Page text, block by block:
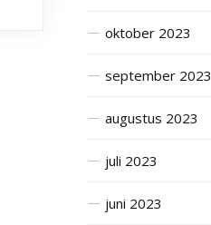
oktober 2023
september 2023
augustus 2023
juli 2023
juni 2023